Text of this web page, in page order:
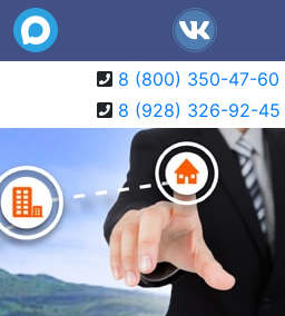
8 (800) 350-47-60
8 (928) 326-92-45